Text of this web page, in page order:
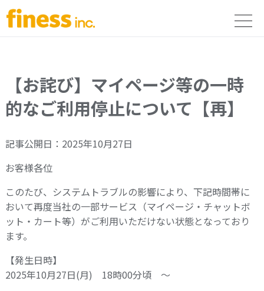
【お詫び】マイページ等の一時
的なご利用停止について【再】
記事公開日：2025年10月27日
お客様各位
このたび、システムトラブルの影響により、下記時間帯に
おいて再度当社の一部サービス（マイページ・チャットボ
ット・カート等）がご利用いただけない状態となっており
ます。
【発生日時】
2025年10月27日(月) 18時00分頃 ～